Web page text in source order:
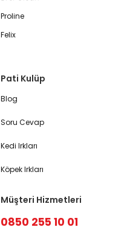
Proline
Felix
Pati Kulüp
Blog
Soru Cevap
Kedi Irkları
Köpek Irkları
Müşteri Hizmetleri
0850 255 10 01